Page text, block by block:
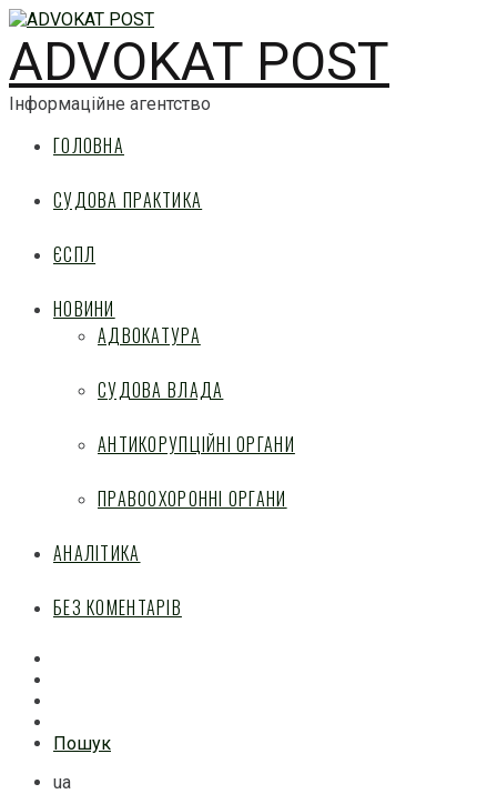
ADVOKAT POST
Інформаційне агентство
ГОЛОВНА
СУДОВА ПРАКТИКА
ЄСПЛ
НОВИНИ
АДВОКАТУРА
СУДОВА ВЛАДА
АНТИКОРУПЦІЙНІ ОРГАНИ
ПРАВООХОРОННІ ОРГАНИ
АНАЛІТИКА
БЕЗ КОМЕНТАРІВ
Пошук
ua